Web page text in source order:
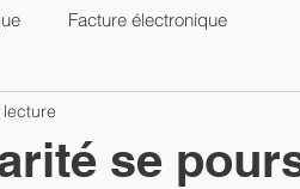
Facture électronique
se